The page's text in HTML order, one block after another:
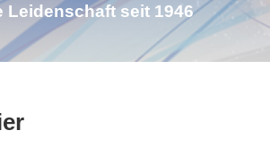
Leidenschaft seit 1946